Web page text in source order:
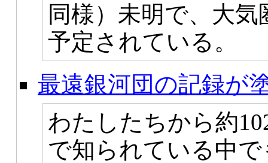
同様）未明で、大
予定されている。
最遠銀河団の記録が
わたしたちから約
で知られている中